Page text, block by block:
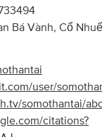
Bá Vành, Cổ
user/
somothantai/
citations?